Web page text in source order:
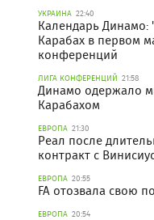
УКРАИНА 22:40
Календарь
Карабах в первом
конференций
ЛИГА КОНФЕРЕНЦИЙ 21:58
Динамо одержало
Карабахом
ЕВРОПА 21:30
Реал после
контракт с
ЕВРОПА 20:55
FA отозвала свою
ЕВРОПА 20:54